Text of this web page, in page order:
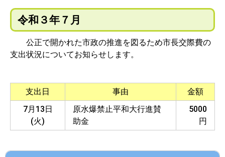
令和３年７月
公正で開かれた市政の推進を図るため市長交際費の
支出状況についてお知らせします。
支出日 事由
金額
7月13日
(火)
原水爆禁止平和大行進賛
助金
5000
円